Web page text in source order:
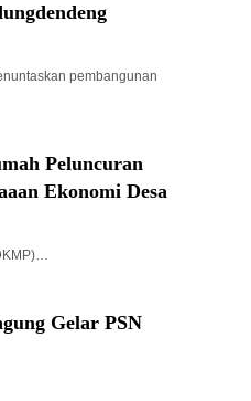
pembangunan
Peluncuran
Ekonomi Desa
Gelar PSN